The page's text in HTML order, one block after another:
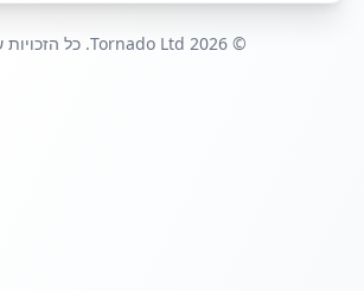
© 2026 Tornado Ltd. כל הזכויות שמורות